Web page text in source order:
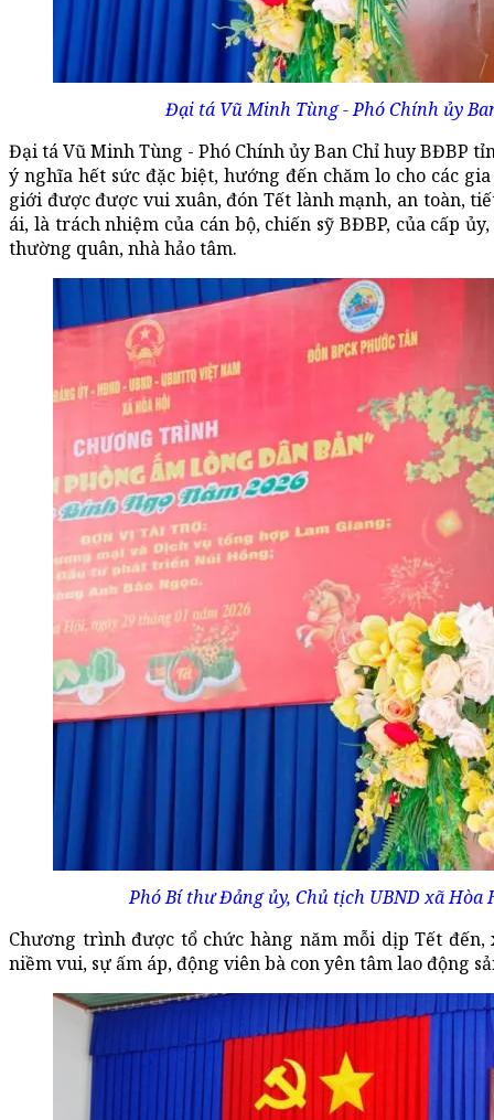
Đại tá Vũ Minh Tùng - Phó Chính ủy
Đại tá Vũ Minh Tùng - Phó Chính ủy Ban Chỉ huy BĐBP
ý nghĩa hết sức đặc biệt, hướng đến chăm lo cho các
giới được được vui xuân, đón Tết lành mạnh, an toàn,
ái, là trách nhiệm của cán bộ, chiến sỹ BĐBP, của cấp
thường quân, nhà hảo tâm.
Phó Bí thư Đảng ủy, Chủ tịch UBND xã
Chương trình được tổ chức hàng năm mỗi dịp Tết
niềm vui, sự ấm áp, động viên bà con yên tâm lao động